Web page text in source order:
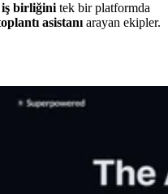
iş birliğini tek bir platformda
asistanı arayan ekipler.